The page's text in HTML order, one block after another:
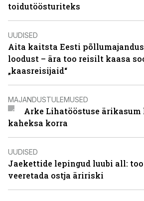
toidutöösturiteks
UUDISED
Aita kaitsta Eesti
loodust – ära too reisilt kaasa
„kaasreisijaid“
MAJANDUSTULEMUSED
Arke Lihatööstuse ärikasum
kaheksa korra
UUDISED
Jaekettide lepingud luubi all:
veeretada ostja äririski